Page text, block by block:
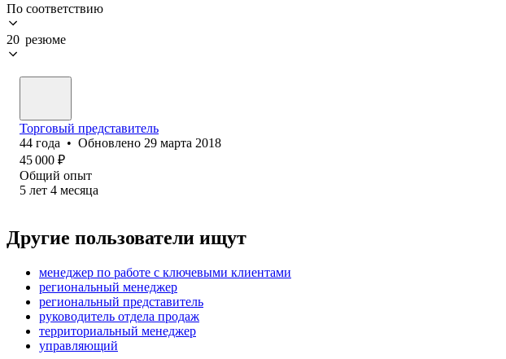
По соответствию
20 резюме
Торговый представитель
44 года • Обновлено 29 марта 2018
45 000 ₽
Общий опыт
5 лет 4 месяца
Другие пользователи ищут
менеджер по работе с ключевыми клиентами
региональный менеджер
региональный представитель
руководитель отдела продаж
территориальный менеджер
управляющий